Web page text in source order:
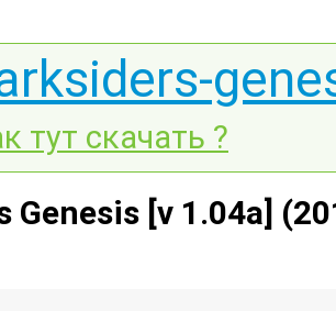
тут скачать ?
Genesis [v 1.04a]